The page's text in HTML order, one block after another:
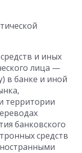
и иных
лица —
в банке и иной
территории
банковского
средств